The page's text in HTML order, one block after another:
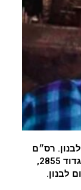
רס״ם
(מיל׳) תמיר וקנין, בן 33, מאילת, לוחם בגדוד 2855,